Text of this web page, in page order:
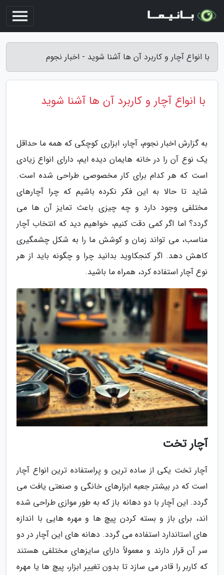
با انواع آچار و کاربرد آن ها آشنا شوید - اخبار نجوم
با انواع آچار و کاربرد آن ها آشنا شوید
به گزارش اخبار نجوم، آچار، ابزاری کوچکی که همه ما حداقل
یک نوع آن را در خانه هایمان دیده ایم، دارای انواع زیادی
است که هر کدام برای کار مخصوصی طراحی شده است.
شاید تا حالا به این فکر نکرده باشیم که چرا آچارهای
مختلفی وجود دارد و چه چیزی باعث تمایز آن ها می
گردد؟ اما اگر کمی دقت کنیم، خواهیم دید که انتخاب آچار
مناسب، می تواند زمان و کوشش ما را به شکل چشمگیری
کاهش دهد. اگر کنجکاوید بدانید چرا و چگونه باید از هر
نوع آچار استفاده کرد، همراه ما باشید.
آچار تخت
آچار تخت یکی از ساده ترین و پراستفاده ترین انواع آچار
است که در بیشتر جعبه ابزارهای خانگی و صنعتی یافت می
گردد. این آچار با دو دهانه باز که به طور موازی طراحی شده
اند، برای باز و بسته کردن پیچ ها و مهره هایی با اندازه
های استاندارد استفاده می گردد. دهانه های این آچار در دو
سر آن قرار دارند و معمولاً دارای سایزهای مختلفی هستند
که کاربر را قادر می سازد تا بدون تغییر ابزار، پیچ ها یا مهره